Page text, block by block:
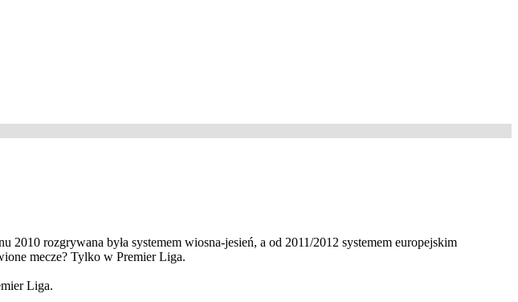
rozgrywana była systemem wiosna-jesień, a od 2011/2012 systemem europejskim
mecze? Tylko w Premier Liga.
Liga.